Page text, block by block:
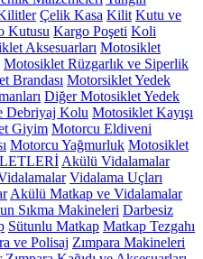
Çelik Kasa Kilit Kutu ve
Kutusu Kargo Poşeti Koli
Aksesuarları Motosiklet
Motosiklet Rüzgarlık ve Siperlik
Brandası Motorsiklet Yedek
Diğer Motosiklet Yedek
Debriyaj Kolu Motosiklet Kayışı
Giyim Motorcu Eldiveni
Motorcu Yağmurluk Motosiklet
Akülü Vidalamalar
Vidalama Uçları
Akülü Matkap ve Vidalamalar
Sıkma Makineleri Darbesiz
Sütunlu Matkap Matkap Tezgahı
ve Polisaj Zımpara Makineleri